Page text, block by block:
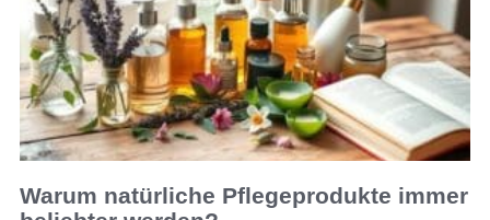
Warum natürliche Pflegeprodukte immer